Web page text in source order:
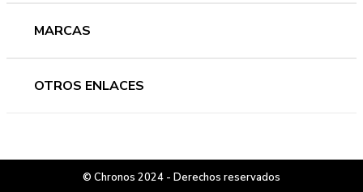
Hombre
Ofertas
Contáctanos
MARCAS
Versace
OTROS ENLACES
Cambios y devoluciones
© Chronos 2024 - Derechos reservados